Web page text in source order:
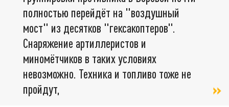
полностью перейдёт на "воздушный
мост" из десятков "гексакоптеров".
Снаряжение артиллеристов и
миномётчиков в таких условиях
невозможно. Техника и топливо тоже не
пройдут,